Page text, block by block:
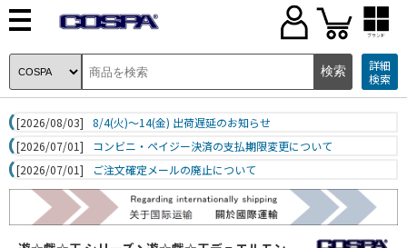
ブランド
詳細
検索
[2026/08/03]
8/4(火)～14(金) 出荷遅延のお知らせ
[2026/07/01]
コンビニ・ペイジー決済の支払期限変更について
[2026/07/01]
ご注文確定メールの廃止について